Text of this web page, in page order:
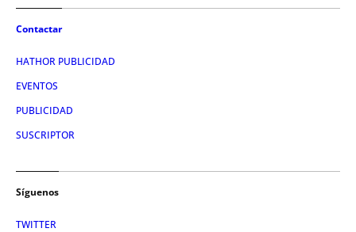
Contactar
HATHOR PUBLICIDAD
EVENTOS
PUBLICIDAD
SUSCRIPTOR
Síguenos
TWITTER